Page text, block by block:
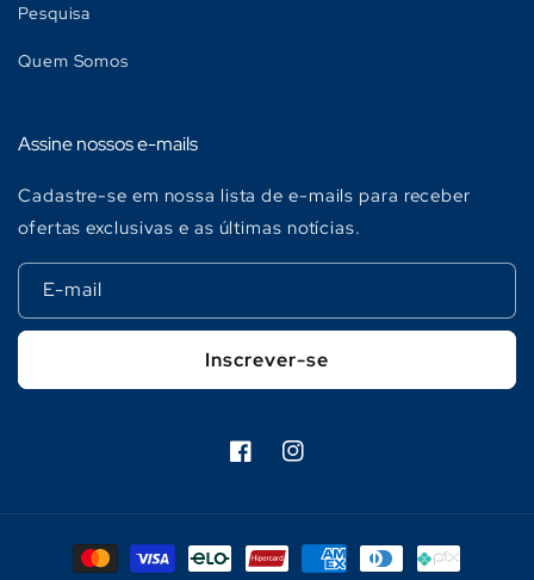
Pesquisa
Quem Somos
Assine nossos e-mails
Cadastre-se em nossa lista de e-mails para receber
ofertas exclusivas e as últimas notícias.
E-mail
Inscrever-se
FacebookInstagram
Formas